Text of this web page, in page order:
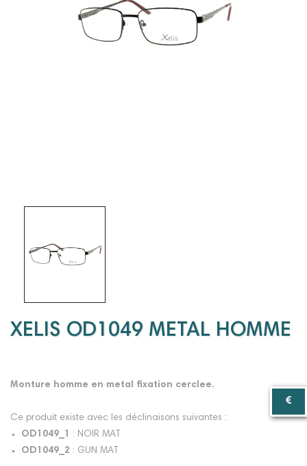
XELIS OD1049 METAL HOMME
Monture homme en metal fixation cerclee.
Ce produit existe avec les déclinaisons suivantes :
OD1049_1 : NOIR MAT
OD1049_2 : GUN MAT